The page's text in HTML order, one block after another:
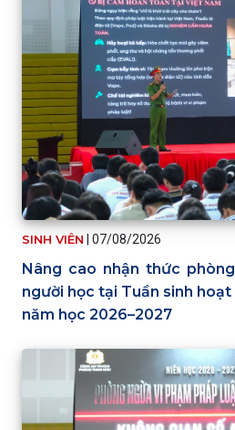
SINH VIÊN 07/08/2026
Nâng cao nhận thức
người học tại Tuần sinh hoạt
năm học 2026–2027